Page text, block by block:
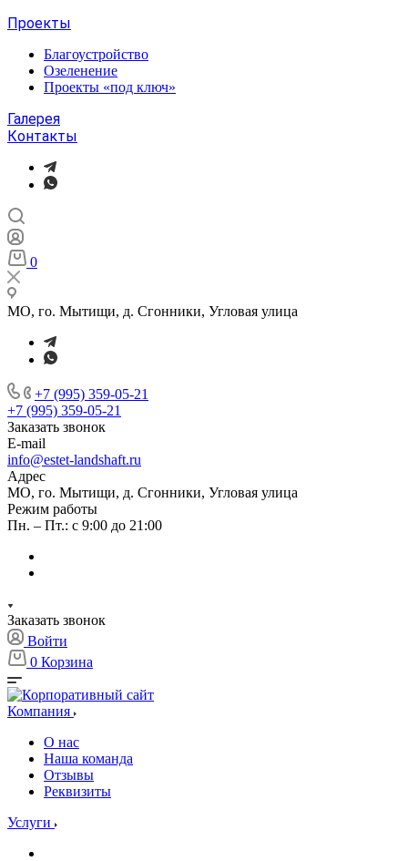
Проекты
Благоустройство
Озеленение
Проекты «под ключ»
Галерея
Контакты
0
МО, го. Мытищи, д. Сгонники, Угловая улица
+7 (995) 359-05-21
+7 (995) 359-05-21
Заказать звонок
E-mail
info@estet-landshaft.ru
Адрес
МО, го. Мытищи, д. Сгонники, Угловая улица
Режим работы
Пн. – Пт.: с 9:00 до 21:00
Заказать звонок
Войти
0 Корзина
Компания
О нас
Наша команда
Отзывы
Реквизиты
Услуги